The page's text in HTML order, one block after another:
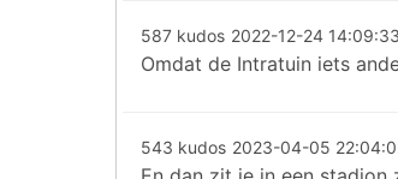
587 kudos 2022-12-24 14:09:33
Omdat de Intratuin iets
543 kudos 2023-04-05